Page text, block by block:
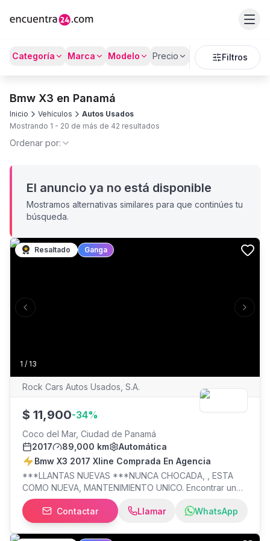
Categoría Marca Modelo Precio KilómetrosFiltros
Bmw X3 en Panamá
Inicio Vehículos
Autos Usados
Mostrando 1 - 20 de más de 42 resultados
Ordenar por:
El anuncio ya no está disponible
Mostramos alternativas similares para que continúes tu
búsqueda.
1 / 13
Previous slide Next
Resaltado Ganga
Rock Cars Autos Usados, S.A.
$ 11,900-34%
Coco del Mar, Ciudad de Panamá
2017
89,000 km
Automática
Bmw X3 2017 Xline Comprada En Agencia
***LLANTAS NUEVAS ***NUNCA CHOCADA, , ESTA
COMO NUEVA, MANTENIMIENTO UNICO. Encontrar un
vehículo en estas condiciones es difícil, sin temor a
equivocarnos la mejor que vera, mantenimiento único,
esta como de agencia. ***Tapicería, motor y
transmisión en extraordinario estado. ***RECIBIMOS TU
Contactar Llamar WhatsApp